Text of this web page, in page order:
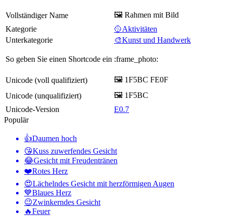
Vollständiger Name
🖼️ Rahmen mit Bild
Kategorie
🥎Aktivitäten
Unterkategorie
🎨Kunst und Handwerk
So geben Sie einen Shortcode ein :frame_photo:
Unicode (voll qualifiziert)
🖼️ 1F5BC FE0F
Unicode (unqualifiziert)
🖼 1F5BC
Unicode-Version
E0.7
Populär
👍Daumen hoch
😘Kuss zuwerfendes Gesicht
😂Gesicht mit Freudentränen
❤️Rotes Herz
😍Lächelndes Gesicht mit herzförmigen Augen
💙Blaues Herz
😉Zwinkerndes Gesicht
🔥Feuer